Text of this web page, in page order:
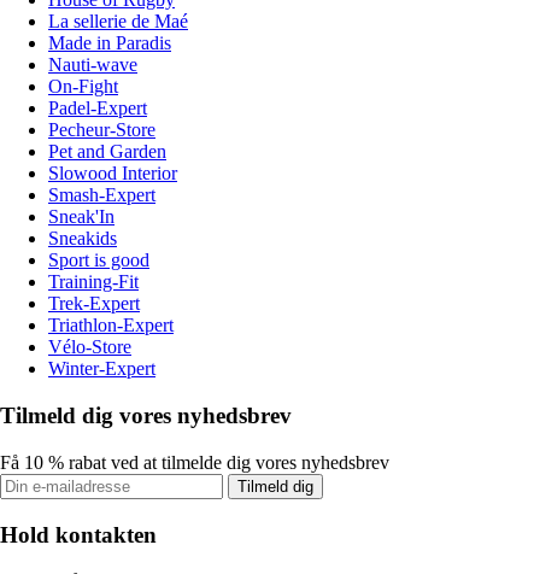
La sellerie de Maé
Made in Paradis
Nauti-wave
On-Fight
Padel-Expert
Pecheur-Store
Pet and Garden
Slowood Interior
Smash-Expert
Sneak'In
Sneakids
Sport is good
Training-Fit
Trek-Expert
Triathlon-Expert
Vélo-Store
Winter-Expert
Tilmeld dig vores nyhedsbrev
Få 10 % rabat ved at tilmelde dig vores nyhedsbrev
Tilmeld dig
Hold kontakten